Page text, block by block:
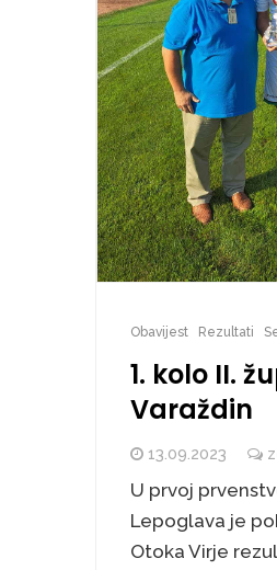
Obavijest Rezultati
1. kolo II.
Varaždin
13.09.2023
U prvoj
Lepoglava je
Otoka Virje